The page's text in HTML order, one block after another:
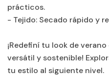
prácticos.
- Tejido: Secado rápido y
¡Redefiní tu look de
versátil y sostenible!
tu estilo al siguiente nivel.